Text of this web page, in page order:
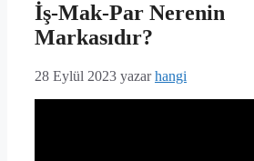
İş-Mak-Par Nerenin
Markasıdır?
28 Eylül 2023 yazarhangi